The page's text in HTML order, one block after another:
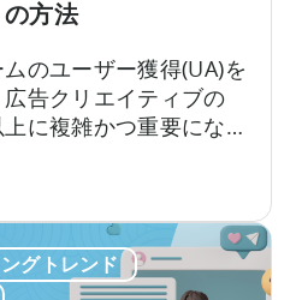
方法
のユーザー獲得(UA)を
告クリエイティブの
に複雑かつ重要にな
新たな課題は、十分
テストし、最良のも
かです。最近の…
グトレンド